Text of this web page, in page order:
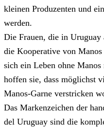
kleinen Produzenten und
werden.
Die Frauen, die in
die Kooperative von
sich ein Leben ohne
hoffen sie, dass möglichst
Manos-Garne verstricken
Das Markenzeichen der
del Uruguay sind die